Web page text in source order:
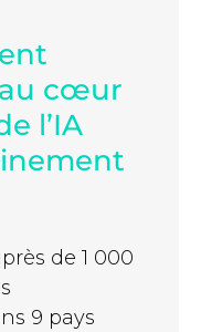
au cœur
l’IA
de 1 000
9 pays